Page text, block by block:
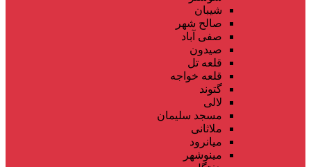
شیبان
صالح شهر
صفی آباد
صیدون
قلعه تل
قلعه خواجه
گتوند
لالی
مسجد سلیمان
ملاثانی
میانرود
مینوشهر